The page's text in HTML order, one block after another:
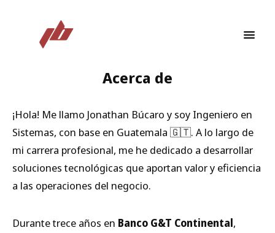
Acerca de
¡Hola! Me llamo Jonathan Búcaro y soy Ingeniero en
Sistemas, con base en Guatemala 🇬🇹. A lo largo de
mi carrera profesional, me he dedicado a desarrollar
soluciones tecnológicas que aportan valor y eficiencia
a las operaciones del negocio.
Durante trece años en Banco G&T Continental,